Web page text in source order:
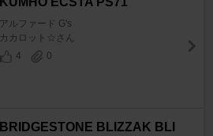
アルファード G's
カカロット☆さん
4
0
BRIDGESTONE BLIZZAK BLI